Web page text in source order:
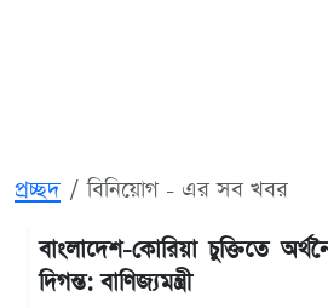
প্রচ্ছদ বিনিয়োগ - এর সব খবর
বাংলাদেশ-কোরিয়া চুক্তিতে
দিগন্ত: বাণিজ্যমন্ত্রী